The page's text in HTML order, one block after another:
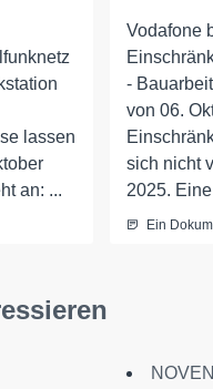
lassen
an: ...
Vodafone
-
von 06.
sich nicht
2025.
Ein